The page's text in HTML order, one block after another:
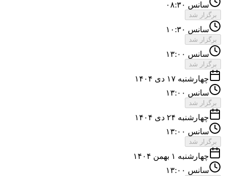
سانس ۰۸:۳۰
برگزار شد
سانس ۱۰:۳۰
برگزار شد
سانس ۱۳:۰۰
برگزار شد
چهارشنبه ۱۷ دی ۱۴۰۴
سانس ۱۳:۰۰
برگزار شد
چهارشنبه ۲۴ دی ۱۴۰۴
سانس ۱۳:۰۰
برگزار شد
چهارشنبه ۱ بهمن ۱۴۰۴
سانس ۱۳:۰۰